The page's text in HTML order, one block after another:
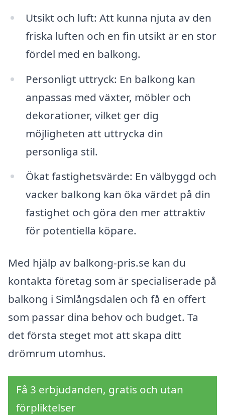
Utsikt och luft: Att kunna njuta av den
friska luften och en fin utsikt är en stor
fördel med en balkong.
Personligt uttryck: En balkong kan
anpassas med växter, möbler och
dekorationer, vilket ger dig
möjligheten att uttrycka din
personliga stil.
Ökat fastighetsvärde: En välbyggd och
vacker balkong kan öka värdet på din
fastighet och göra den mer attraktiv
för potentiella köpare.
Med hjälp av balkong-pris.se kan du
kontakta företag som är specialiserade på
balkong i Simlångsdalen och få en offert
som passar dina behov och budget. Ta
det första steget mot att skapa ditt
drömrum utomhus.
Få 3 erbjudanden, gratis och utan
förpliktelser